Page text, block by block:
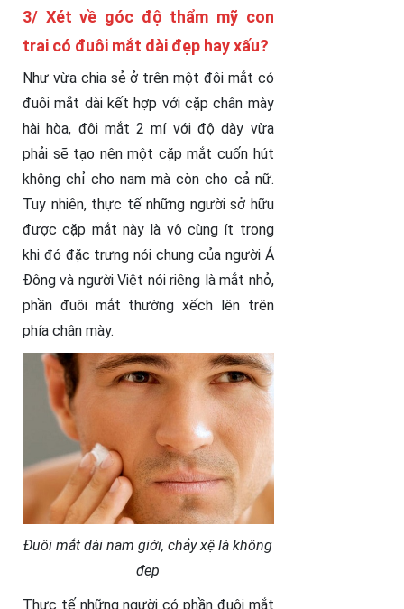
3/ Xét về góc độ thẩm mỹ con
trai có đuôi mắt dài đẹp hay xấu?
Như vừa chia sẻ ở trên một đôi mắt có
đuôi mắt dài kết hợp với cặp chân mày
hài hòa, đôi mắt 2 mí với độ dày vừa
phải sẽ tạo nên một cặp mắt cuốn hút
không chỉ cho nam mà còn cho cả nữ.
Tuy nhiên, thực tế những người sở hữu
được cặp mắt này là vô cùng ít trong
khi đó đặc trưng nói chung của người Á
Đông và người Việt nói riêng là mắt nhỏ,
phần đuôi mắt thường xếch lên trên
phía chân mày.
Đuôi mắt dài nam giới, chảy xệ là không
đẹp
Thực tế những người có phần đuôi mắt